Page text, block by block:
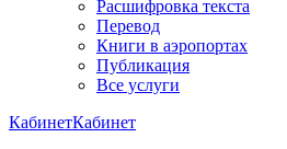
Расшифровка текста
Перевод
Книги в аэропортах
Публикация
Все услуги
КабинетКабинет